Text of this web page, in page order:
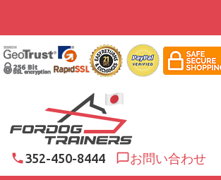
352-450-8444 お問い合わせ